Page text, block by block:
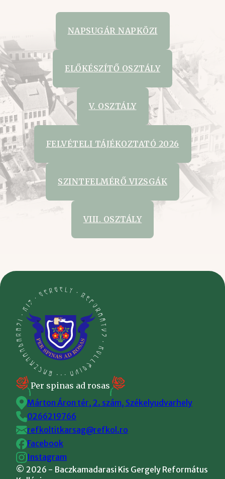
NAPSUGÁR NAPKÖZI
ELŐKÉSZÍTŐ OSZTÁLY
V. OSZTÁLY
FELVÉTELI TÁJÉKOZTATÓ 2026
SZINTFELMÉRŐ VIZSGÁK
VIII. OSZTÁLY
Per spinas ad rosas
Márton Áron tér, 2. szám, Székelyudvarhely
0266219766
refkoltitkarsag@refkol.ro
Facebook
Instagram
© 2026 - Baczkamadarasi Kis Gergely Református